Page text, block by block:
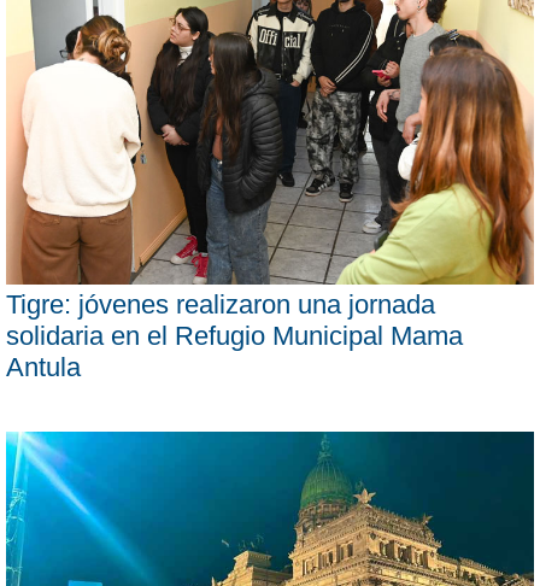
Tigre: jóvenes realizaron una jornada
solidaria en el Refugio Municipal Mama
Antula